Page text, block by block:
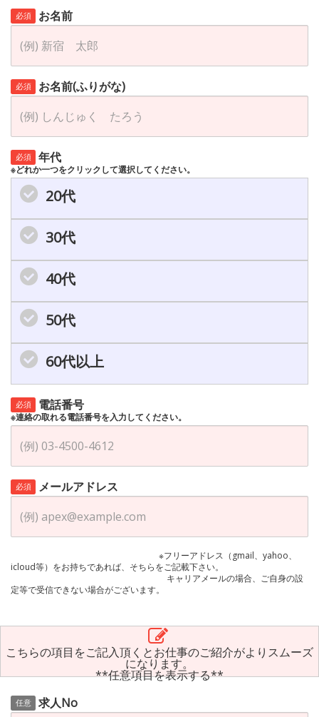
必須 お名前
必須 お名前(ふりがな)
必須 年代
※どれか一つをクリックして選択してください。
20代
30代
40代
50代
60代以上
必須 電話番号
※連絡の取れる電話番号を入力してください。
必須 メールアドレス
※フリーアドレス（gmail、yahoo、
icloud等）をお持ちであれば、そちらをご記載下さい。
キャリアメールの場合、ご自身の設
定等で受信できない場合がございます。
こちらの項目をご記入頂くとお仕事のご紹介がよりスムーズ
になります。
**任意項目を表示する**
任意 求人No